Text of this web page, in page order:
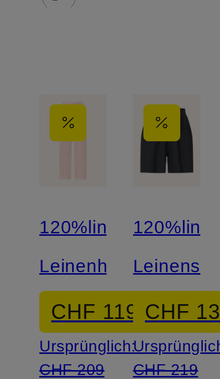
120%lino
Leinenhose
CHF 119
Ursprünglich:
CHF 209
120%lino
CHF
CHF 219